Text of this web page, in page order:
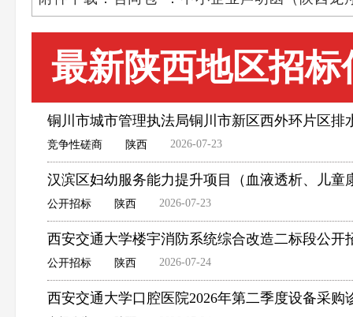
最新陕西地区招标
铜川市城市管理执法局铜川市新区西外环片区
竞争性磋商 陕西 2026-07-23
汉滨区妇幼服务能力提升项目（血液透析、儿童
公开招标 陕西 2026-07-23
西安交通大学楼宇消防系统综合改造二标段公开
公开招标 陕西 2026-07-24
西安交通大学口腔医院2026年第二季度设备采